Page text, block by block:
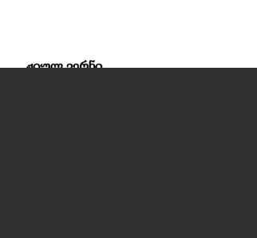
საძებნელად გაემართებიან. მამაც მოგზაურებს
ხიფათი ელის. მოვლენათა მოულოდნელი
ერთი შეხედვით გამოუვალი…